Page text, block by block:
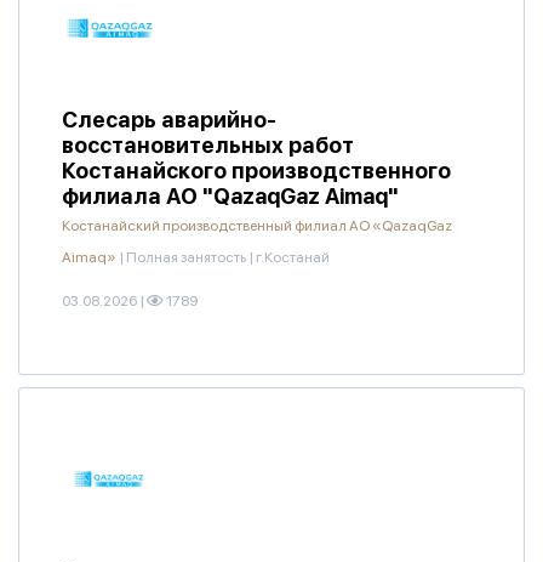
Слесарь аварийно-
восстановительных работ
Костанайского производственного
филиала АО "QazaqGaz Aimaq"
Костанайский производственный филиал АО «QazaqGaz
Aimaq» | Полная занятость | г.Костанай
03.08.2026 | 1789